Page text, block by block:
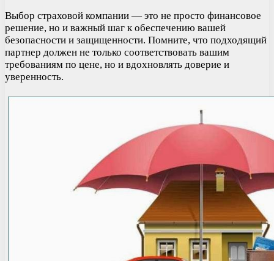
Выбор страховой компании — это не просто финансовое
решение, но и важный шаг к обеспечению вашей
безопасности и защищенности. Помните, что подходящий
партнер должен не только соответствовать вашим
требованиям по цене, но и вдохновлять доверие и
уверенность.